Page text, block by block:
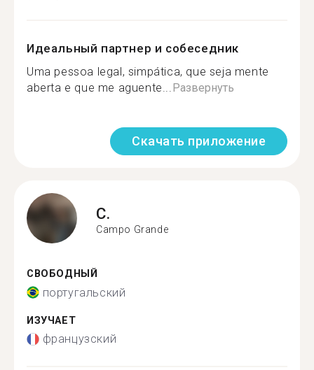
Идеальный партнер и собеседник
Uma pessoa legal, simpática, que seja mente
aberta e que me aguente...Развернуть
Скачать приложение
C.
Campo Grande
СВОБОДНЫЙ
португальский
ИЗУЧАЕТ
французский